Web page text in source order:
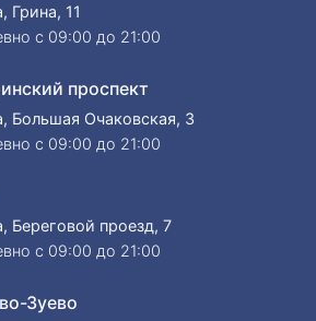
Грина, 11
c 09:00 до 21:00
проспект
Большая Очаковская, 3
c 09:00 до 21:00
Береговой проезд, 7
c 09:00 до 21:00
Зуево